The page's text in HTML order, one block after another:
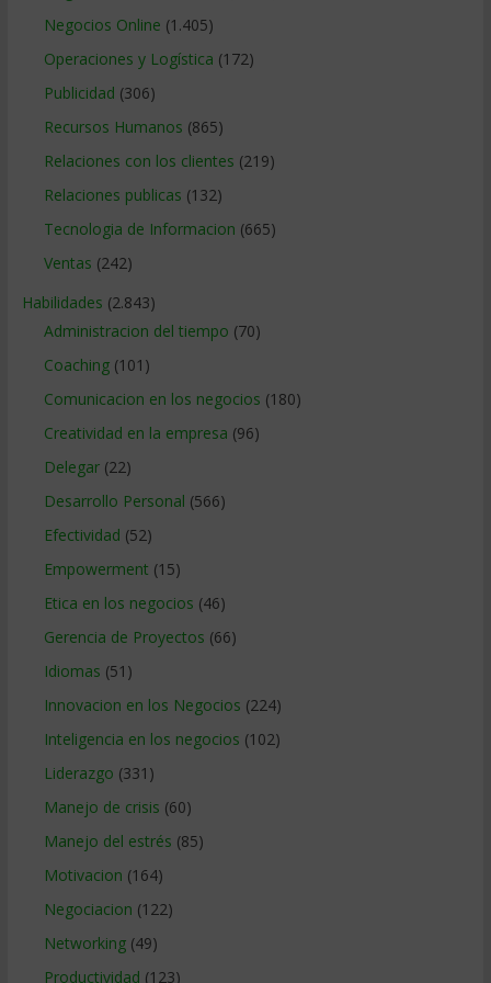
Negocios Online (1.405)
Operaciones y Logística (172)
Publicidad (306)
Recursos Humanos (865)
Relaciones con los clientes (219)
Relaciones publicas (132)
Tecnologia de Informacion (665)
Ventas (242)
Habilidades (2.843)
Administracion del tiempo (70)
Coaching(101)
Comunicacion en los negocios (180)
Creatividad en la empresa (96)
Delegar(22)
Desarrollo Personal (566)
Efectividad (52)
Empowerment (15)
Etica en los negocios (46)
Gerencia de Proyectos (66)
Idiomas (51)
Innovacion en los Negocios (224)
Inteligencia en los negocios (102)
Liderazgo (331)
Manejo de crisis (60)
Manejo del estrés (85)
Motivacion (164)
Negociacion (122)
Networking(49)
Productividad (123)